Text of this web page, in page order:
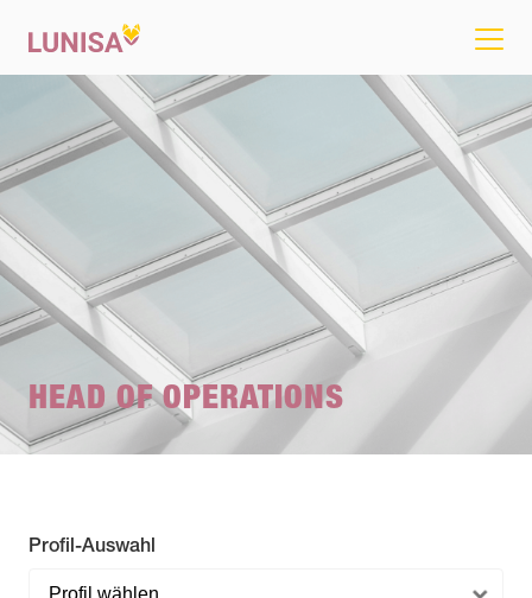
HEAD OF OPERATIONS
Profil-Auswahl